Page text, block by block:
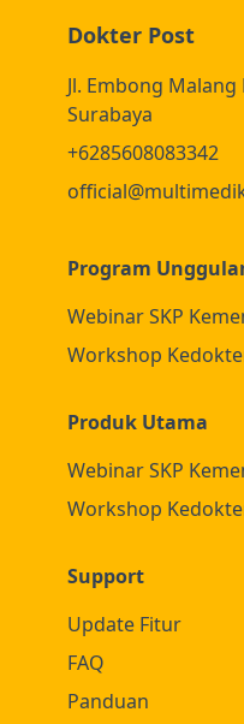
Dokter Post
Jl. Embong
Surabaya
+6285608083342
Program
Webinar SKP
Workshop
Produk Utama
Webinar SKP
Workshop
Support
Update Fitur
FAQ
Panduan